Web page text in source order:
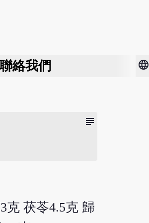
聯絡我們 language
subject
克 茯苓4.5克 歸